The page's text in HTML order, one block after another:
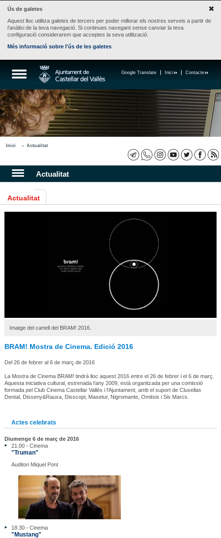
Ús de galetes
Aquest lloc utilitza galetes de tercers per poder millorar els nostres serveis a partir de
l'anàlisi de la teva navegació. Si continues navegant sense canviar la teva
configuració considerarem que acceptes la seva utilització.
Més informació sobre l'ús de les galetes
Contacte
Inici
Google Translate
Inici Actualitat
Actualitat
Actualitat
Imatge del cartell del BRAM! 2016.
BRAM! Mostra de Cinema. Edició 2016
Del 26 de febrer al 6 de març de 2016
La Mostra de Cinema BRAM! tindrà lloc aquest 2016 entre el 26 de febrer i el 6 de març.
Aquesta iniciativa cultural, estrenada l'any 2009, està organitzada per una comissió
formada pel Club Cinema Castellar Vallès i l'Ajuntament, amb el suport de Clusellas
Dental, Disseny&Rauxa, Disscopi, Masetur, Nigromante, Omitsis i Sis Marcs.
Actes celebrats
Diumenge 6 de març de 2016
21.00 - Cinema
"Truman"
Auditori Miquel Pont
18.30 - Cinema
"Mustang"